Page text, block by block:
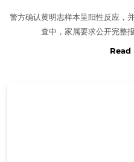
警方确认黄明志样本呈阳性反应，
查中，家属要求公开完整
Read